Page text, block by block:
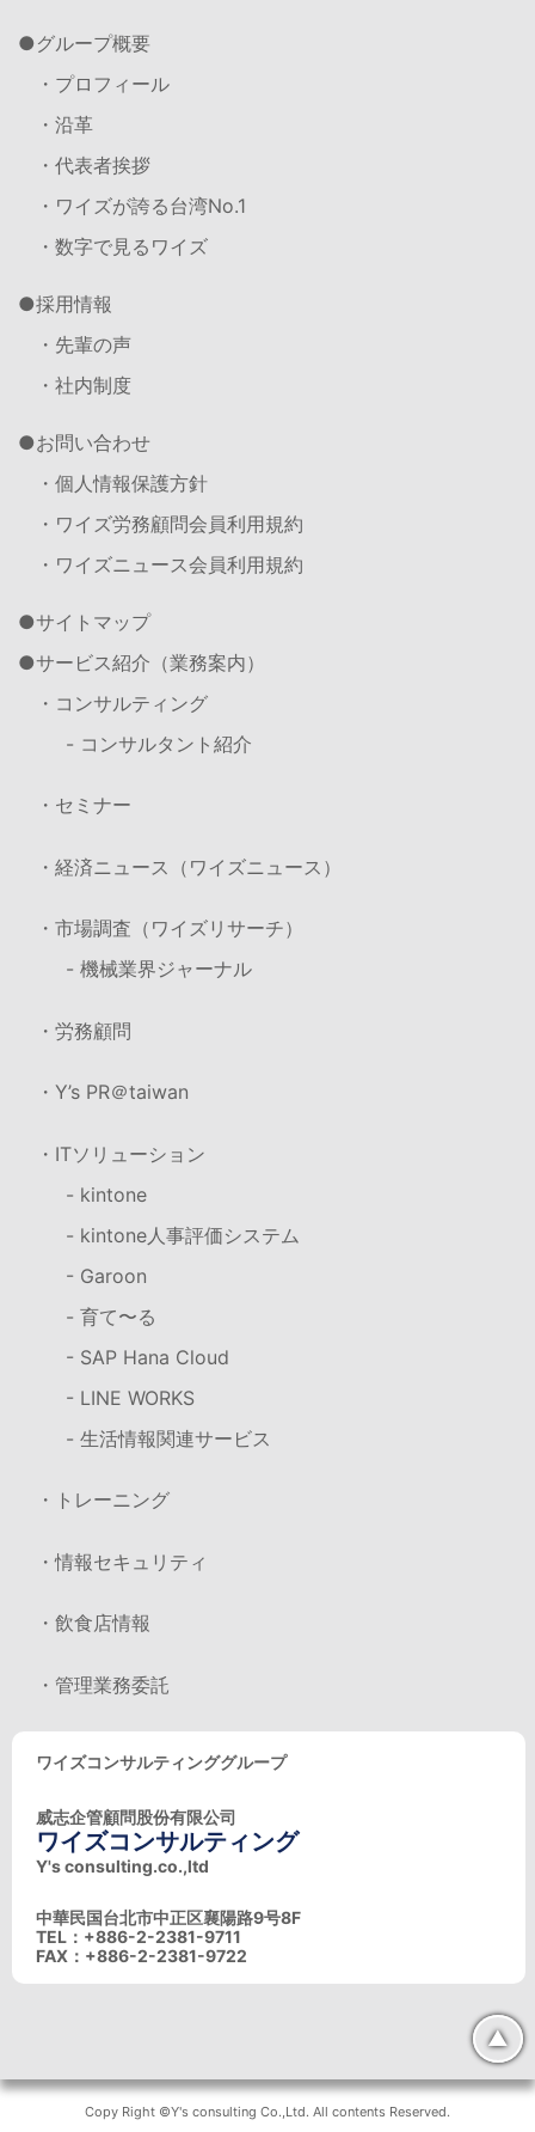
グループ概要
・プロフィール
・沿革
・代表者挨拶
・ワイズが誇る台湾No.1
・数字で見るワイズ
採用情報
・先輩の声
・社内制度
お問い合わせ
・個人情報保護方針
・ワイズ労務顧問会員利用規約
・ワイズニュース会員利用規約
サイトマップ
サービス紹介（業務案内）
・コンサルティング
- コンサルタント紹介
・セミナー
・経済ニュース（ワイズニュース）
・市場調査（ワイズリサーチ）
- 機械業界ジャーナル
・労務顧問
・Y’s PR＠taiwan
・ITソリューション
- kintone
- kintone人事評価システム
- Garoon
- 育て〜る
- SAP Hana Cloud
- LINE WORKS
- 生活情報関連サービス
・トレーニング
・情報セキュリティ
・飲食店情報
・管理業務委託
ワイズコンサルティンググループ
威志企管顧問股份有限公司
ワイズコンサルティング
Y's consulting.co.,ltd
中華民国台北市中正区襄陽路9号8F
TEL：+886-2-2381-9711
FAX：+886-2-2381-9722
▲
Copy Right ©Y's consulting Co.,Ltd. All contents Reserved.